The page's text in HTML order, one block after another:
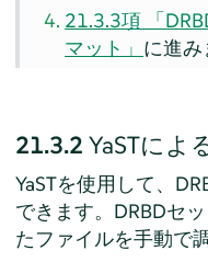
21.3.3項 「
マット」 に進み
21.3.2 YaSTによ
YaSTを使用して、
できます。DRBDセ
たファイルを手動で